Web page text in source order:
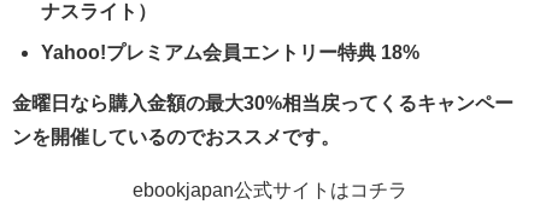
ナスライト）
Yahoo!プレミアム会員エントリー特典 18%
金曜日なら購入金額の最大30%相当戻ってくるキャンペー
ンを開催しているのでおススメです。
ebookjapan公式サイトはコチラ